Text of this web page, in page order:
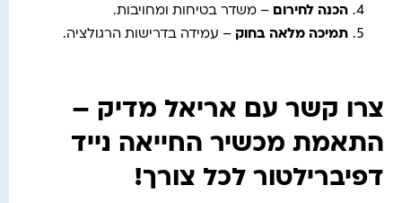
הכנה לחירום – משדר בטיחות ומחויבות.
תמיכה מלאה בחוק – עמידה בדרישות הרגולציה.
צרו קשר עם אריאל מדיק –
התאמת מכשיר החייאה נייד
דפיברילטור לכל צורך!